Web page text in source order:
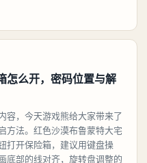
怎么开，密码位置与解
容，今天游戏熊给大家带来了
方法。红色沙漠布鲁蒙特大宅
打开保险箱，建议用键盘操
底部的线对齐，旋转盘调整的